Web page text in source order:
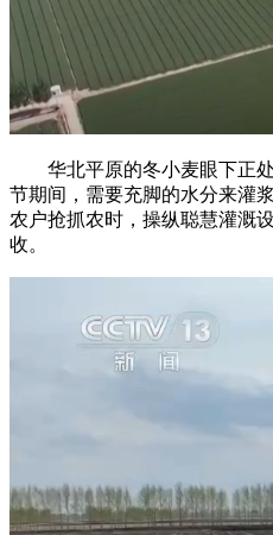
华北平原的冬小麦眼下正处
节期间，需要充脚的水分来灌
农户抢抓农时，操纵聪慧灌溉
收。